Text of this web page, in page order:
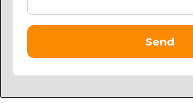
Send